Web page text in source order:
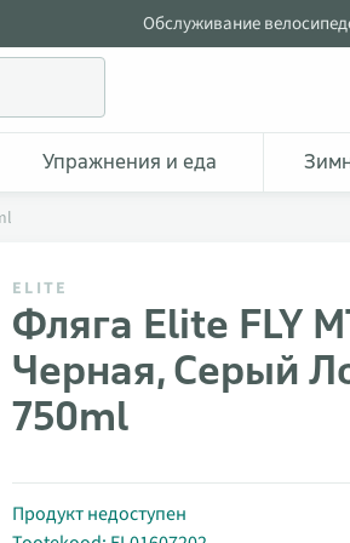
Обслуживание
Упражнения и еда
ELITE
Фляга Elite FLY
Черная, Серый
750ml
Продукт недоступен